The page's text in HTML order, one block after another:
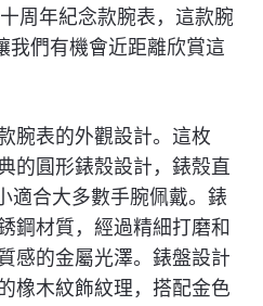
周年紀念款腕表，這款腕
我們有機會近距離欣賞這
腕表的外觀設計。這枚
的圓形錶殼設計，錶殼直
適合大多數手腕佩戴。錶
鋼材質，經過精細打磨和
感的金屬光澤。錶盤設計
橡木紋飾紋理，搭配金色